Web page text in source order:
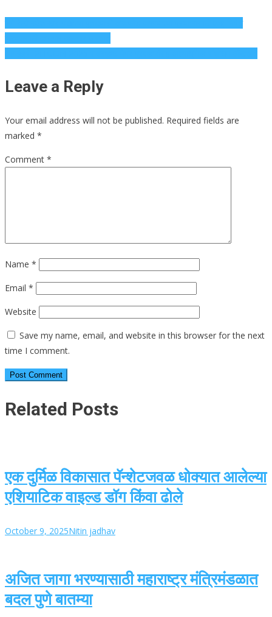
Leave a Reply
Your email address will not be published. Required fields are
marked *
Comment *
Name *
Email *
Website
Save my name, email, and website in this browser for the next
time I comment.
Related Posts
एक दुर्मिळ विकासात पॅन्शेटजवळ धोक्यात आलेल्या
एशियाटिक वाइल्ड डॉग किंवा ढोले
October 9, 2025Nitin jadhav
अजित जागा भरण्यासाठी महाराष्ट्र मंत्रिमंडळात
बदल पुणे बातम्या